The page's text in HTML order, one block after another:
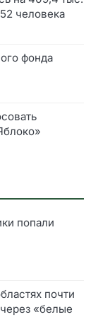
человека
фонда
попали
почти
«белые